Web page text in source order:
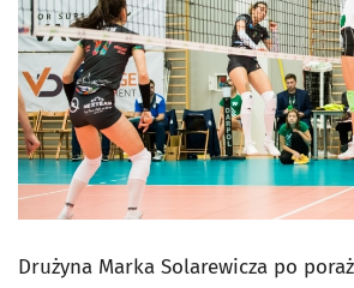
Drużyna Marka Solarewicza po